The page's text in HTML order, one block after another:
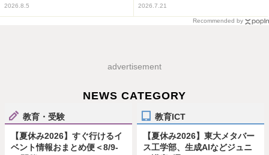
2026.8.5 2026.7.21
Recommended by
advertisement
NEWS CATEGORY
教育・受験
【夏休み2026】すぐ行けるイ
ベント情報おまとめ便＜8/9-
教育ICT
【夏休み2026】東大メタバー
ス工学部、生成AIなどジュニ